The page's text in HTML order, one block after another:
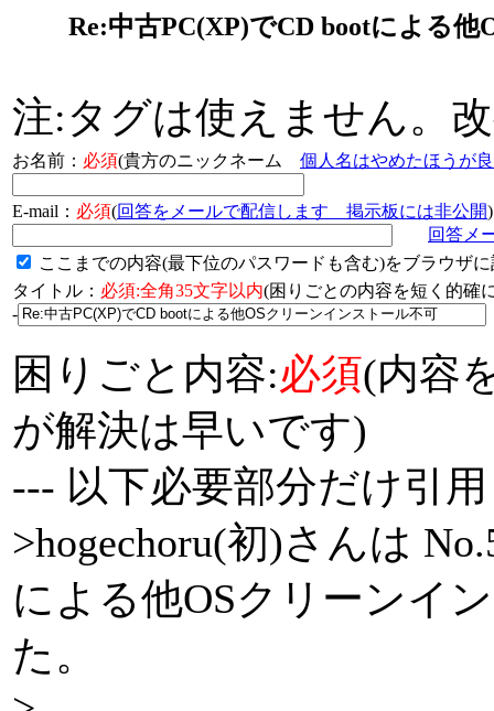
Re:中古PC(XP)でCD bootによる
注:タグは使えません。
お名前： 必須(貴方のニックネーム 個人名はやめたほうが
E-mail： 必須(回答をメールで配信します 掲示板には非公開)
回答メ
ここまでの内容(最下位のパスワードも含む)をブラウザ
タイトル： 必須:全角35文字以内(困りごとの内容を短く的
-
困りごと内容:必須(内容
が解決は早いです)
--- 以下必要部分だけ引
>hogechoru(初)さんは
による他OSクリーンイ
た。